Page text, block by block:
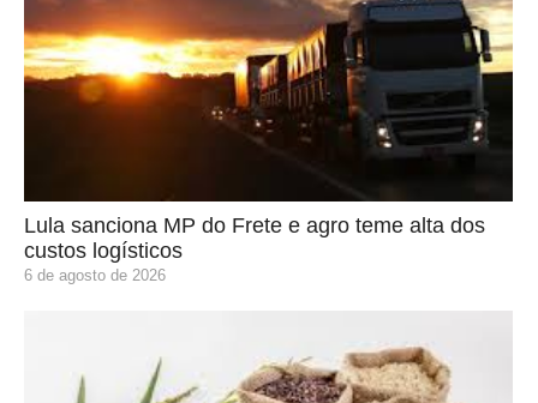
Lula sanciona MP do Frete e agro teme alta dos
custos logísticos
6 de agosto de 2026